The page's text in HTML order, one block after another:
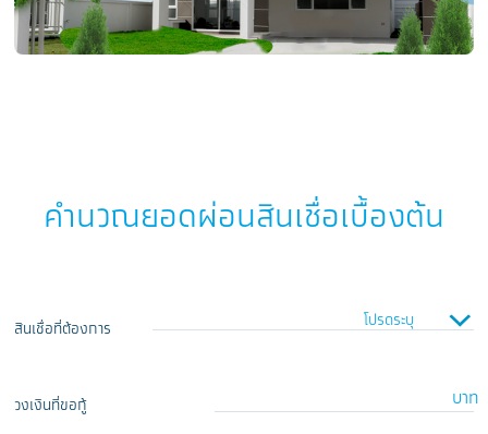
คำนวณยอดผ่อนสินเชื่อเบื้องต้น
สินเชื่อที่ต้องการ
วงเงินที่ขอกู้ บาท